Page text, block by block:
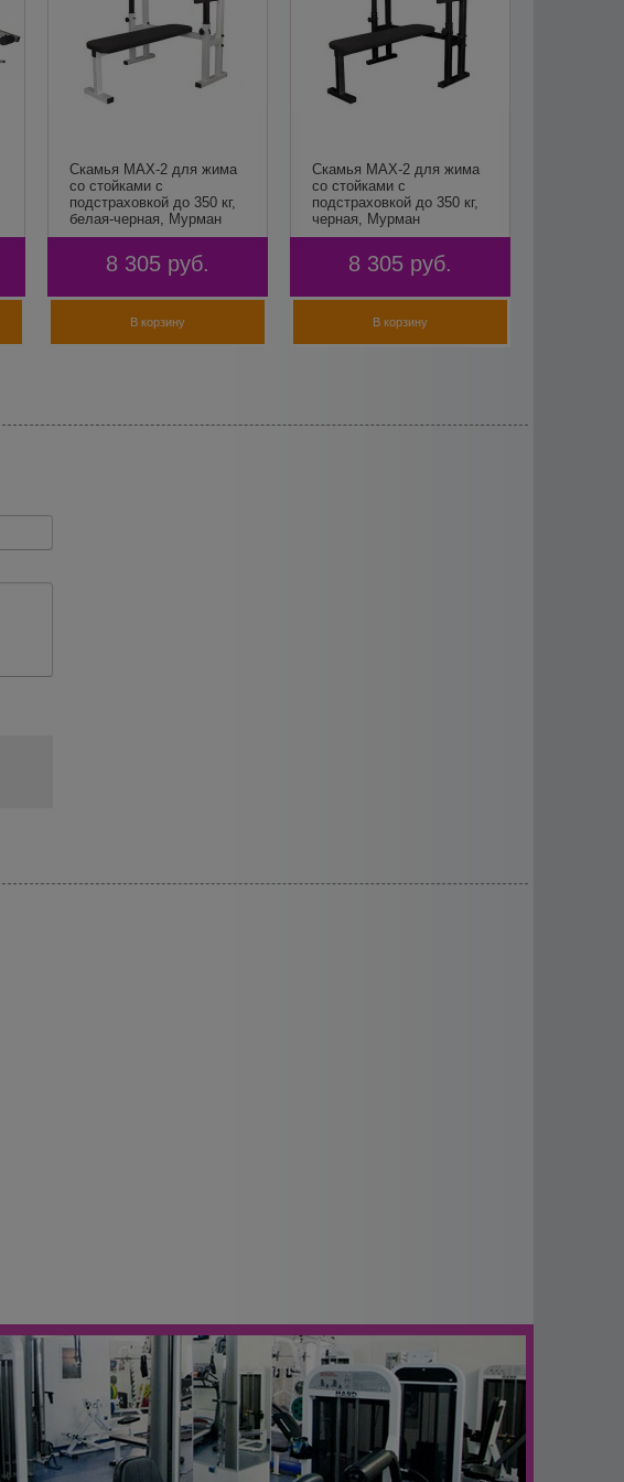
Скамья MAX-2 для жима
со стойками с
подстраховкой до 350 кг,
белая-черная, Мурман
8 305 руб.
В корзину
Скамья MAX-2 для жима
со стойками с
подстраховкой до 350 кг,
черная, Мурман
8 305 руб.
В корзину